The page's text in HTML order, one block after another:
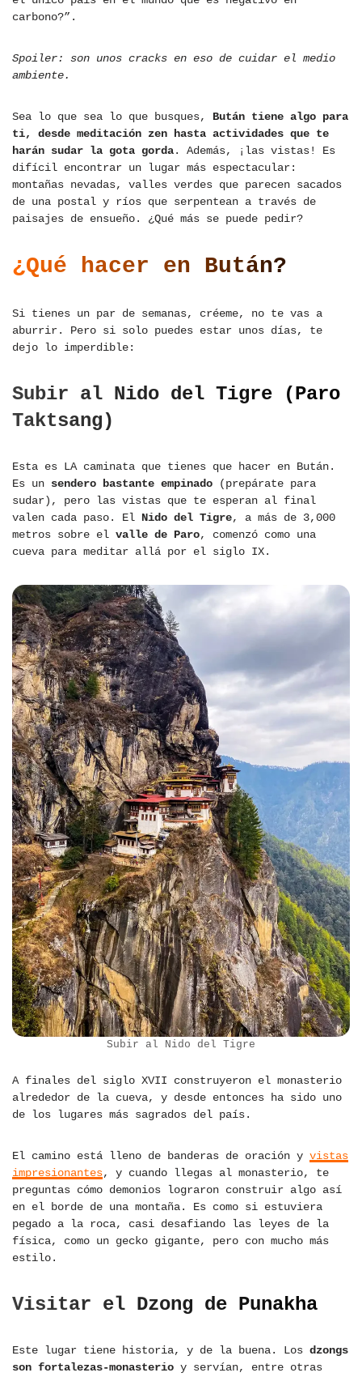
carbono?”.
Spoiler: son unos cracks en eso de cuidar el medio
ambiente.
Sea lo que sea lo que busques, Bután tiene algo para
ti, desde meditación zen hasta actividades que te
harán sudar la gota gorda. Además, ¡las vistas! Es
difícil encontrar un lugar más espectacular:
montañas nevadas, valles verdes que parecen sacados
de una postal y ríos que serpentean a través de
paisajes de ensueño. ¿Qué más se puede pedir?
¿Qué hacer en Bután?
Si tienes un par de semanas, créeme, no te vas a
aburrir. Pero si solo puedes estar unos días, te
dejo lo imperdible:
Subir al Nido del Tigre (Paro
Taktsang)
Esta es LA caminata que tienes que hacer en Bután.
Es un sendero bastante empinado (prepárate para
sudar), pero las vistas que te esperan al final
valen cada paso. El Nido del Tigre, a más de 3,000
metros sobre el valle de Paro, comenzó como una
cueva para meditar allá por el siglo IX.
Subir al Nido del Tigre
A finales del siglo XVII construyeron el monasterio
alrededor de la cueva, y desde entonces ha sido uno
de los lugares más sagrados del país.
El camino está lleno de banderas de oración y vistas
impresionantes, y cuando llegas al monasterio, te
preguntas cómo demonios lograron construir algo así
en el borde de una montaña. Es como si estuviera
pegado a la roca, casi desafiando las leyes de la
física, como un gecko gigante, pero con mucho más
estilo.
Visitar el Dzong de Punakha
Este lugar tiene historia, y de la buena. Los dzongs
son fortalezas-monasterio y servían, entre otras